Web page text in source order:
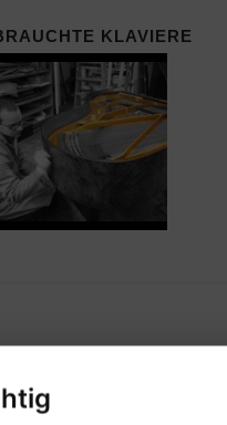
KLAVIERE